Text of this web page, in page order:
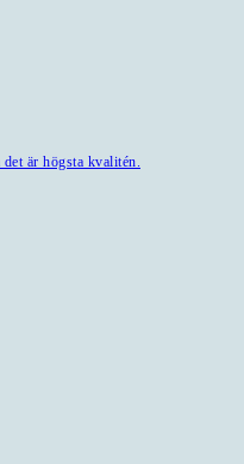
är högsta kvalitén.